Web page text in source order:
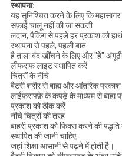
स्थापना:
यह सुनिश्चित करने के लिए कि
सफ़ाई चालू नहीं की जा सकती
लदान, पैकिंग से पहले हर प्रकाश को
स्थापना से पहले, पहली बात
है ताला बंद खींचने के लिए और "हे"
लीफराफ लाइट स्थापित करें
चित्रों के नीचे
बैटरी शरीर से बाह्य और आंतरिक
लाईफराफ्फ़े के कपड़े के माध्यम से बाह्य
प्रकाश को ठीक करें
नीचे चित्रों की तरह
बाहरी प्रकाश को फिक्स करने की
स्थापित की जानी चाहिए,
जहां शिक्षा आसानी से पढ़ने में होती है।